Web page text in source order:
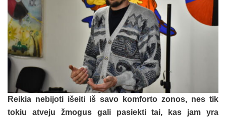
Reikia nebijoti išeiti iš savo komforto zonos, nes tik
tokiu atveju žmogus gali pasiekti tai, kas jam yra